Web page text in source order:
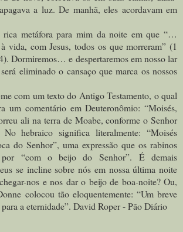
a luz. De manhã, eles acordavam em
rica metáfora para mim da noite em que “…
vida, com Jesus, todos os que morreram” (1
Dormiremos… e despertaremos em nosso lar
eliminado o cansaço que marca os nossos
com um texto do Antigo Testamento, o qual
um comentário em Deuteronômio: “Moisés,
ali na terra de Moabe, conforme o Senhor
hebraico significa literalmente: “Moisés
do Senhor”, uma expressão que os rabinos
por “com o beijo do Senhor”. É demais
se incline sobre nós em nossa última noite
nos e nos dar o beijo de boa-noite? Ou,
colocou tão eloquentemente: “Um breve
a eternidade”. David Roper - Pão Diário